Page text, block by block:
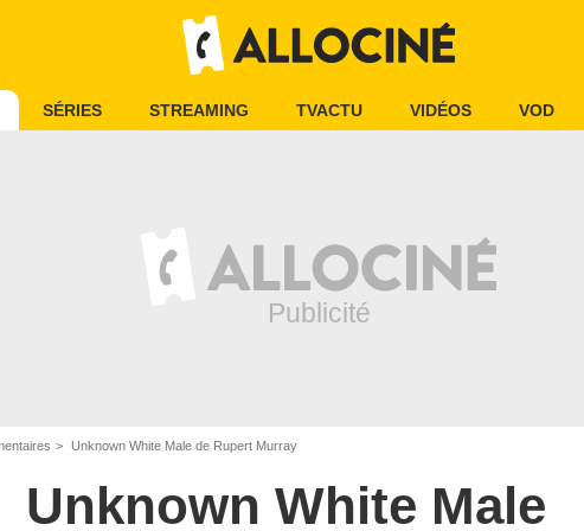
SÉRIES STREAMING TVACTU VIDÉOS VOD
Unknown White Male de Rupert Murray
Unknown White Male